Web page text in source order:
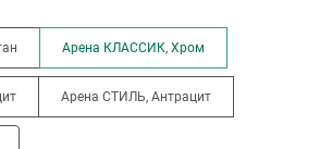
Арена КЛАССИК, Хром
Арена СТИЛЬ, Антрацит